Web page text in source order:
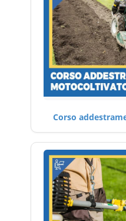
Corso